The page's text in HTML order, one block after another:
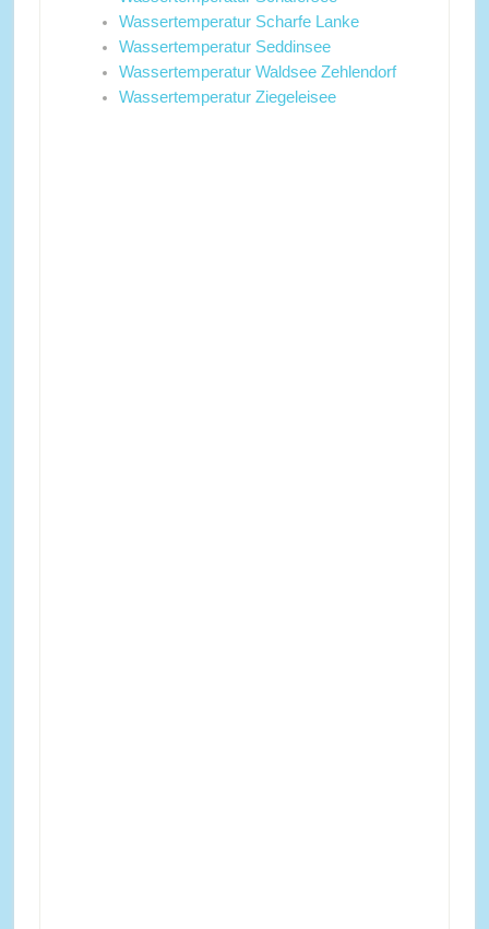
Wassertemperatur Scharfe Lanke
Wassertemperatur Seddinsee
Wassertemperatur Waldsee Zehlendorf
Wassertemperatur Ziegeleisee